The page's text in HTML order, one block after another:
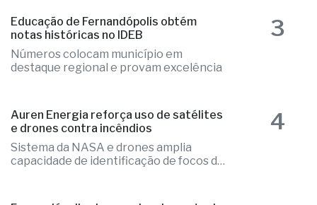
Educação de Fernandópolis obtém
notas históricas no IDEB
Números colocam município em
destaque regional e provam excelência
3
Auren Energia reforça uso de satélites
e drones contra incêndios
Sistema da NASA e drones amplia
capacidade de identificação de focos de
4